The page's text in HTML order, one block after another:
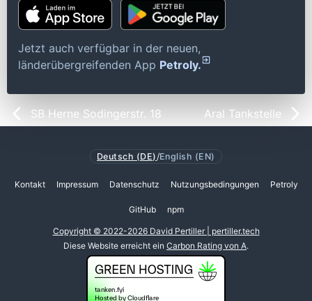
Jetzt auch verfügbar in der neuen,
länderübergreifenden App Petroly.
SB Herne Sodingerstr. 18 Aral Tankstelle
Deutsch (DE) /English (EN)
Kontakt Impressum Datenschutz Nutzungsbedingungen Petroly
GitHub npm
Copyright © 2022-2026 David Pertiller | pertiller.tech
Diese Website erreicht ein Carbon Rating von A.